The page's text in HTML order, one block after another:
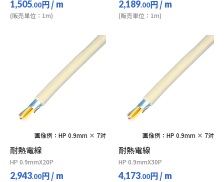
1,505.00円/ m
(販売単位：1m)
2,189.00円/ m
(販売単位：1m)
画像例：HP 0.9mm × 7対
耐熱電線
HP 0.9mmX20P
2,943.00円/ m
画像例：HP 0.9mm × 7対
耐熱電線
HP 0.9mmX30P
4,173.00円/ m